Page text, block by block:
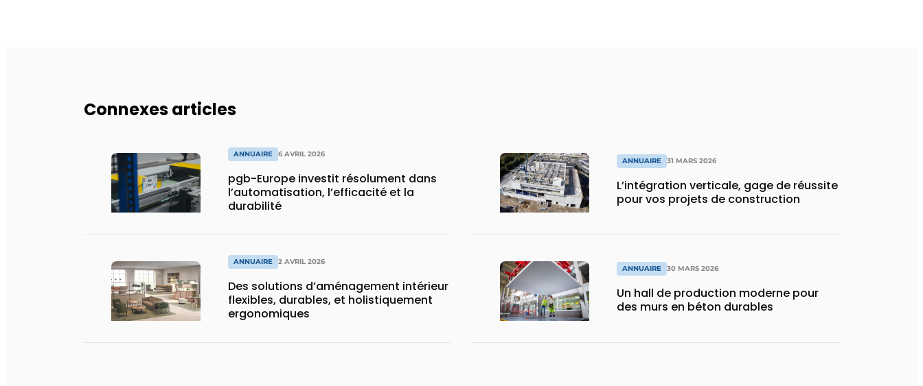
Connexes articles
ANNUAIRE 6 AVRIL 2026
pgb-Europe investit résolument dans
l’automatisation, l’efficacité et la
durabilité
ANNUAIRE 2 AVRIL 2026
Des solutions d’aménagement intérieur
flexibles, durables, et holistiquement
ergonomiques
ANNUAIRE 31 MARS 2026
L’intégration verticale, gage de réussite
pour vos projets de construction
ANNUAIRE 30 MARS 2026
Un hall de production moderne pour
des murs en béton durables